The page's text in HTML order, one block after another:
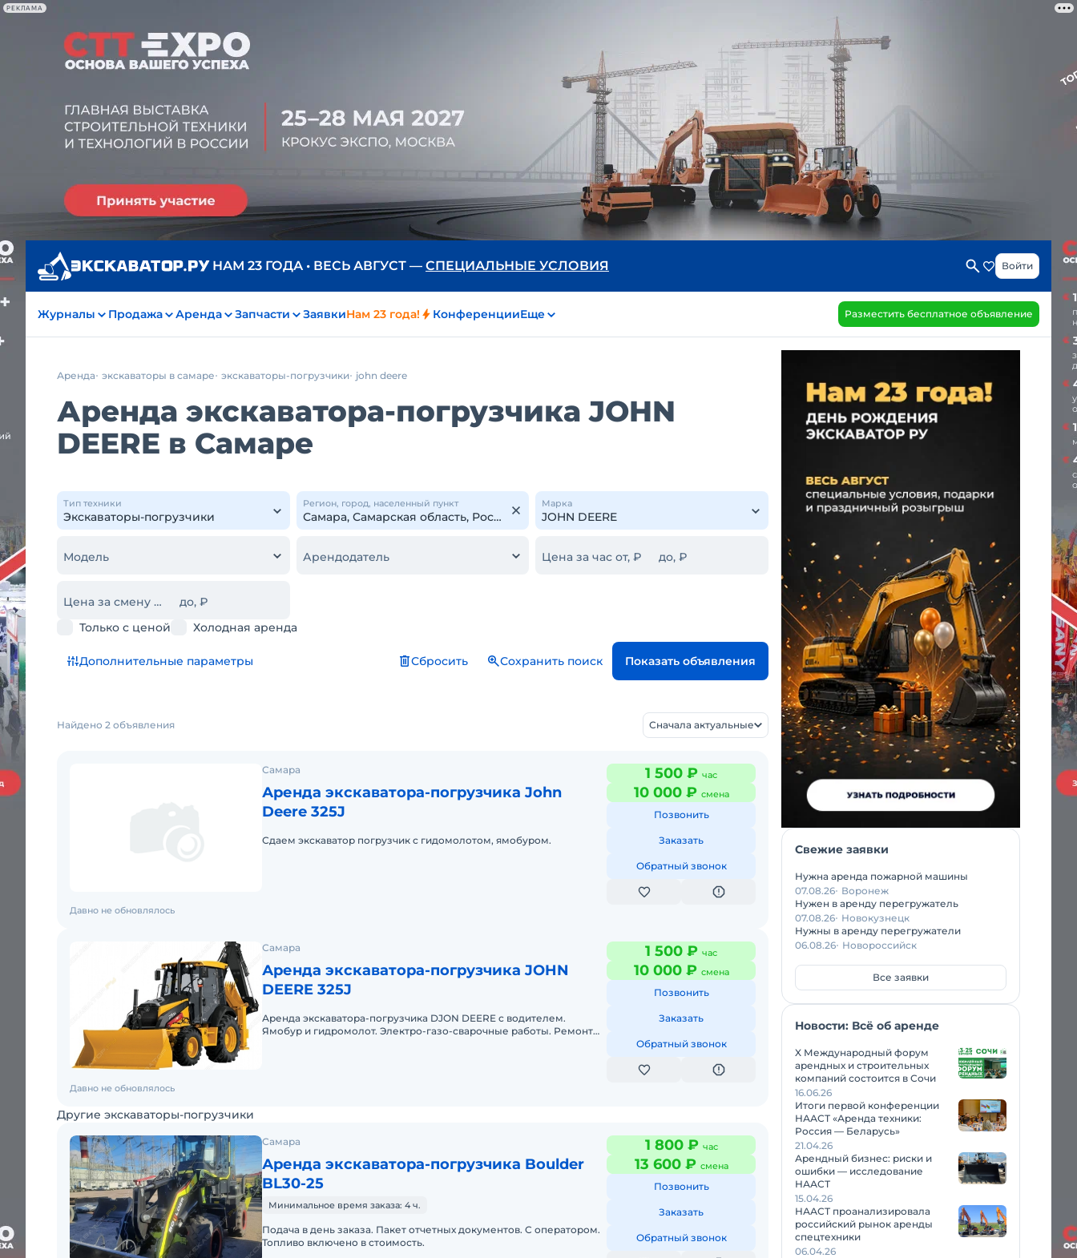
РЕКЛАМА
НАМ 23 ГОДА • ВЕСЬ АВГУСТ — СПЕЦИАЛЬНЫЕ УСЛОВИЯ Войти
Журналы Продажа Аренда Запчасти ЗаявкиНам 23 года! КонференцииЕще Разместить бесплатное объявление
Аренда экскаваторы в самаре экскаваторы-погрузчики john deere
Аренда экскаватора-погрузчика JOHN
DEERE в Самаре
Тип техники Регион, город, населенный пункт Марка
Модель Арендодатель Цена за час от, ₽ до, ₽
Цена за смену от, ₽
до, ₽
Только с ценой
Холодная аренда
Дополнительные параметры Сбросить Сохранить поиск Показать объявления
Найдено 2 объявления Сначала актуальные
Самара
Аренда экскаватора-погрузчика John
Deere 325J
Сдаем экскаватор погрузчик с гидомолотом, ямобуром.
1 500 ₽ час
10 000 ₽ смена
Позвонить
Заказать
Обратный звонок
Давно не обновлялось
Самара
Аренда экскаватора-погрузчика JOHN
DEERE 325J
Аренда экскаватора-погрузчика DJON DEERE с водителем.
Ямобур и гидромолот. Электро-газо-сварочные работы. Ремонт
1 500 ₽ час
10 000 ₽ смена
Позвонить
Заказать
Обратный звонок
Давно не обновлялось
Другие экскаваторы-погрузчики
Самара
Аренда экскаватора-погрузчика Boulder
BL30-25
Минимальное время заказа: 4 ч.
Подача в день заказа. Пакет отчетных документов. С оператором.
Топливо включено в стоимость.
1 800 ₽ час
13 600 ₽ смена
Позвонить
Заказать
Обратный звонок
Свежие заявки
Нужна аренда пожарной машины
07.08.26 Воронеж
Нужен в аренду перегружатель
07.08.26 Новокузнецк
Нужны в аренду перегружатели
06.08.26 Новороссийск
Все заявки
Новости: Всё об аренде
X Международный форум
арендных и строительных
компаний состоится в Сочи
16.06.26
Итоги первой конференции
НААСТ «Аренда техники:
Россия — Беларусь»
21.04.26
Арендный бизнес: риски и
ошибки — исследование
НААСТ
15.04.26
НААСТ проанализировала
российский рынок аренды
спецтехники
06.04.26